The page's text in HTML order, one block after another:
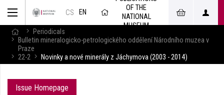
CS EN
OF THE
NATIONAL
MUSEUM
Periodicals
Bulletin mineralogicko-petrologického oddělení Národního muzea v
Praze
22-2
Novinky a nové minerály z Jáchymova (2003 - 2014)
Issue Homepage